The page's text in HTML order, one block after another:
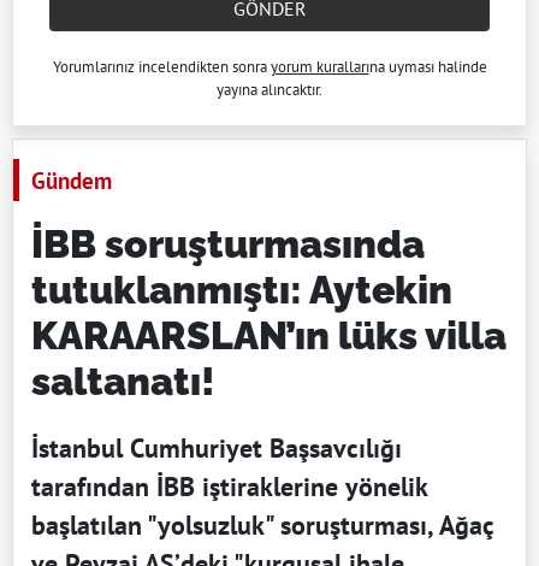
GÖNDER
Yorumlarınız incelendikten sonrayorum kurallarına uyması halinde
yayına alıncaktır.
Gündem
İBB soruşturmasında
tutuklanmıştı: Aytekin
KARAARSLAN’ın lüks villa
saltanatı!
İstanbul Cumhuriyet Başsavcılığı
tarafından İBB iştiraklerine yönelik
başlatılan "yolsuzluk" soruşturması, Ağaç